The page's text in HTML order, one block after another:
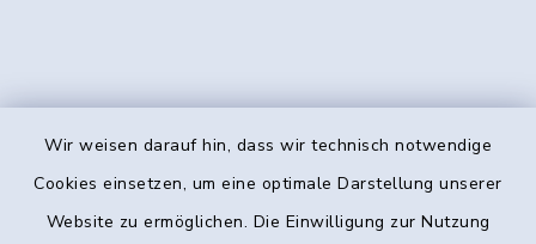
Wir weisen darauf hin, dass wir technisch notwendige
Cookies einsetzen, um eine optimale Darstellung unserer
Website zu ermöglichen. Die Einwilligung zur Nutzung
Kontakt